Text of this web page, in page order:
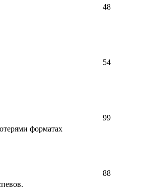
48
54
форматах
99
88